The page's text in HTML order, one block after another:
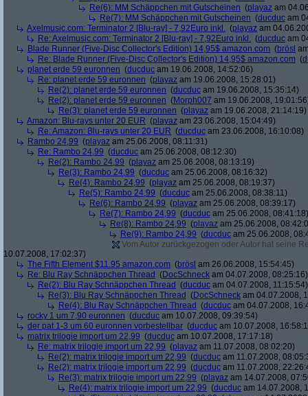
Re(6): MM Schäppchen mit Gutscheinen (playaz am
Re(7): MM Schäppchen mit Gutscheinen (ducduc am
Axelmusic.com: Terminator 2 [Blu-ray] - 7,92Euro inkl. (playaz am
Re: Axelmusic.com: Terminator 2 [Blu-ray] - 7,92Euro inkl. (ducduc am
Blade Runner (Five-Disc Collector's Edition) 14,95$ amazon.com (brösl
Re: Blade Runner (Five-Disc Collector's Edition) 14,95$ amazon.com (
planet erde 59 euronnen (ducduc am 19.06.2008, 14:52:06)
Re: planet erde 59 euronnen (playaz am 19.06.2008, 15:28:01)
Re(2): planet erde 59 euronnen (ducduc am 19.06.2008, 15:35:14)
Re(2): planet erde 59 euronnen (Morph007 am 19.06.2008,
Re(3): planet erde 59 euronnen (playaz am 19.06.2008, 21:14:19)
Amazon: Blu-rays unter 20 EUR (playaz am 23.06.2008, 15:04:49)
Re: Amazon: Blu-rays unter 20 EUR (ducduc am 23.06.2008, 16:10:08)
Rambo 24,99 (playaz am 25.06.2008, 08:11:31)
Re: Rambo 24,99 (ducduc am 25.06.2008, 08:12:30)
Re(2): Rambo 24,99 (playaz am 25.06.2008, 08:13:19)
Re(3): Rambo 24,99 (ducduc am 25.06.2008, 08:16:32)
Re(4): Rambo 24,99 (playaz am 25.06.2008, 08:19:37)
Re(5): Rambo 24,99 (ducduc am 25.06.2008, 08:38:11)
Re(6): Rambo 24,99 (playaz am 25.06.2008, 08:39:17)
Re(7): Rambo 24,99 (ducduc am 25.06.2008, 08:41:18)
Re(8): Rambo 24,99 (playaz am 25.06.2008,
Re(9): Rambo 24,99 (ducduc am 25.06.2008,
Vom Autor zurückgezogen oder Autor hat seine
10.07.2008, 17:02:37)
The Fifth Element $11.95 amazon.com (brösl am 26.06.2008, 15:54:45)
Re: Blu Ray Schnäppchen Thread (DocSchneck am 04.07.2008, 08:25:16)
Re(2): Blu Ray Schnäppchen Thread (ducduc am 04.07.2008, 11:15:54)
Re(3): Blu Ray Schnäppchen Thread (DocSchneck am 04.07.2008,
Re(4): Blu Ray Schnäppchen Thread (ducduc am 04.07.2008,
rocky 1 um 7,90 euronnen (ducduc am 10.07.2008, 09:39:54)
der pat 1-3 um 60 euronnen vorbestellbar (ducduc am 10.07.2008,
matrix trilogie import um 22,99 (ducduc am 10.07.2008, 17:17:18)
Re: matrix trilogie import um 22,99 (playaz am 11.07.2008, 08:02:20)
Re(2): matrix trilogie import um 22,99 (ducduc am 11.07.2008,
Re(2): matrix trilogie import um 22,99 (ducduc am 11.07.2008,
Re(3): matrix trilogie import um 22,99 (playaz am 14.07.2008,
Re(4): matrix trilogie import um 22,99 (ducduc am 14.07.2008,